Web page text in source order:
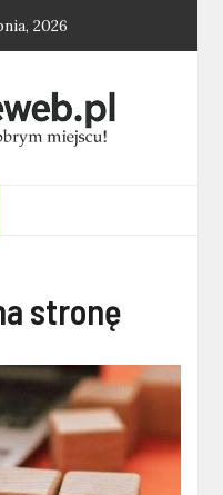
2026
stronę